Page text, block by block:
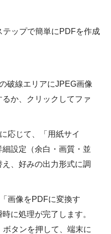
ップで簡単にPDFを作成
破線エリアにJPEG画像
か、クリックしてファ
応じて、「用紙サイ
設定（余白・画質・並
、好みの出力形式に調
「画像をPDFに変換す
に処理が完了します。
ボタンを押して、端末に